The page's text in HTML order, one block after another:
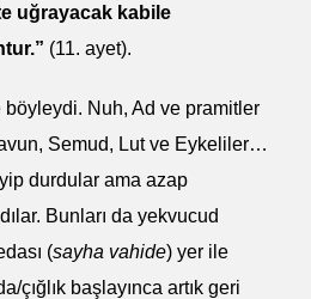
uğrayacak kabile
(11. ayet).
Nuh, Ad ve pramitler
Semud, Lut ve Eykeliler…
durdular ama azap
Bunları da yekvucud
(sayha vahide) yer ile
çığlık başlayınca artık geri